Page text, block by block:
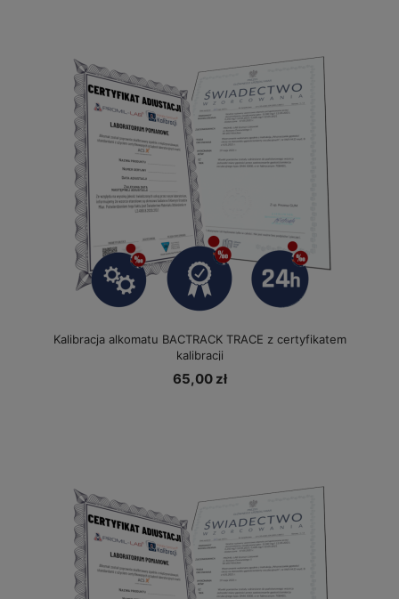
Kalibracja alkomatu BACTRACK TRACE z certyfikatem
kalibracji
65,00 zł